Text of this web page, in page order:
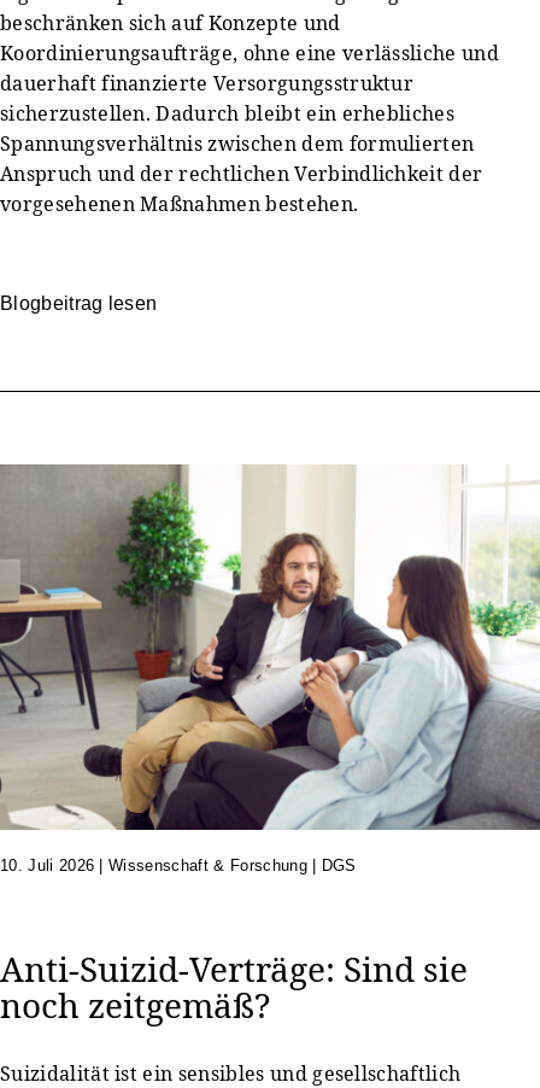
beschränken sich auf Konzepte und
Koordinierungsaufträge, ohne eine verlässliche und
dauerhaft finanzierte Versorgungsstruktur
sicherzustellen. Dadurch bleibt ein erhebliches
Spannungsverhältnis zwischen dem formulierten
Anspruch und der rechtlichen Verbindlichkeit der
vorgesehenen Maßnahmen bestehen.
Blogbeitrag lesen
10. Juli 2026 |Wissenschaft & Forschung | DGS
Anti-Suizid-Verträge: Sind sie
noch zeitgemäß?
Suizidalität ist ein sensibles und gesellschaftlich